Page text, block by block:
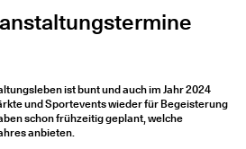
ist bunt und auch im Jahr 2024
und Sportevents wieder für Begeisterung
schon frühzeitig geplant, welche
anbieten.